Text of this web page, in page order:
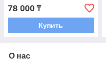
78 000 ₸
Купить
О нас